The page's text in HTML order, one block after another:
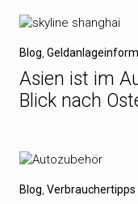
Blog
Asien ist im
Blick nach
Blog Verbrauchertipps